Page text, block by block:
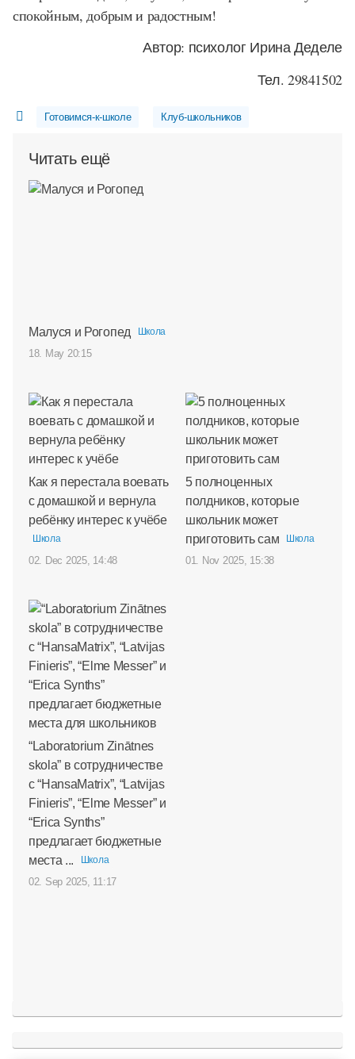
спокойным, добрым и радостным!
Автор: психолог Ирина Деделе
Тел. 29841502
Готовимся-к-школе Клуб-школьников
Читать ещё
Малуся и Рогопед Школа
18. May 20:15
Как я перестала воевать
с домашкой и вернула
ребёнку интерес к учёбе
Школа
02. Dec 2025, 14:48
5 полноценных
полдников, которые
школьник может
приготовить сам
Школа
01. Nov 2025, 15:38
“Laboratorium Zinātnes
skola” в сотрудничестве
с “HansaMatrix”, “Latvijas
Finieris”, “Elme Messer” и
“Erica Synths”
предлагает бюджетные
места ...
Школа
02. Sep 2025, 11:17